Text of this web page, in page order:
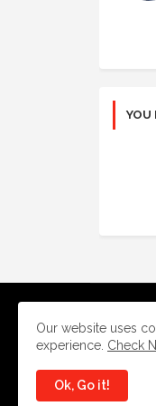
YOU
Our website uses
experience. Check
Ok, Go it!